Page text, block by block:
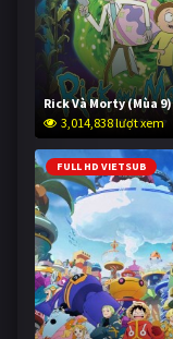
Rick Và Morty (Mùa 9)
3,014,838 lượt xem
FULL HD VIETSUB